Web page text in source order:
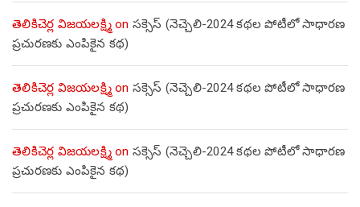
తెలికిచెర్ల విజయలక్ష్మిon సక్సెస్ (నెచ్చెలి-2024 కథల పోటీలో సాధారణ
ప్రచురణకు ఎంపికైన కథ)
తెలికిచెర్ల విజయలక్ష్మిon సక్సెస్ (నెచ్చెలి-2024 కథల పోటీలో సాధారణ
ప్రచురణకు ఎంపికైన కథ)
తెలికిచెర్ల విజయలక్ష్మిon సక్సెస్ (నెచ్చెలి-2024 కథల పోటీలో సాధారణ
ప్రచురణకు ఎంపికైన కథ)